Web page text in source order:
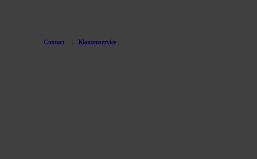
Contact Klantenservice